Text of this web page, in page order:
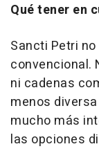
Qué tener en
Sancti Petri
convencional.
ni cadenas
menos
mucho más
las opciones